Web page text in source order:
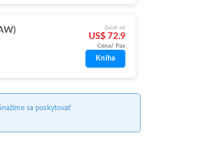
Začať od
US$ 72.9
Cena/ Pax
Kniha
sa poskytovať